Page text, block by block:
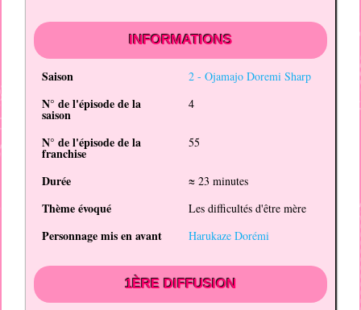
INFORMATIONS
Saison 2 - Ojamajo Doremi Sharp
N° de l'épisode de la
saison
4
N° de l'épisode de la
franchise
55
Durée ≈ 23 minutes
Thème évoqué Les difficultés d'être mère
Personnage mis en avant Harukaze Dorémi
1ÈRE DIFFUSION